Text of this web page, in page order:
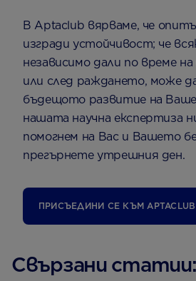
В Aptaclub вярваме, че
изгради устойчивост; че
независимо дали по време
или след раждането, може
бъдещото развитие на
нашата научна експертиза
помогнем на Вас и Вашето
прегърнете утрешния ден.
ПРИСЪЕДИНИ СЕ КЪМ АPTACLUB
Свързани статии: